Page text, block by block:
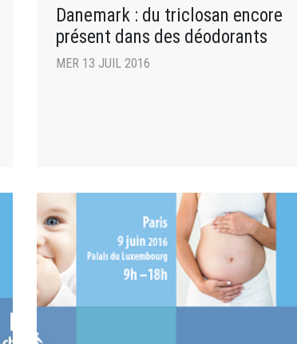
Danemark : du triclosan encore
présent dans des déodorants
MER 13 JUIL 2016